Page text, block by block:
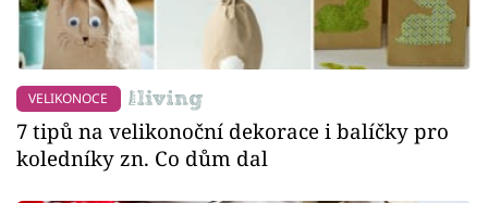
VELIKONOCE
7 tipů na velikonoční dekorace i balíčky pro
koledníky zn. Co dům dal